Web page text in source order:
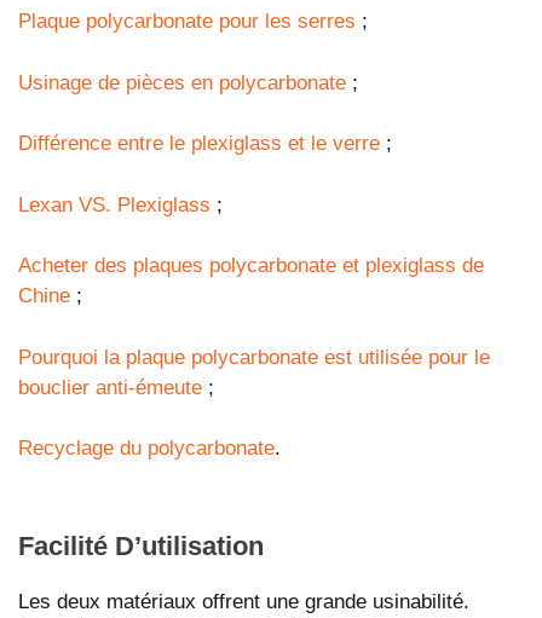
Plaque polycarbonate pour les serres ;
Usinage de pièces en polycarbonate ;
Différence entre le plexiglass et le verre ;
Lexan VS. Plexiglass ;
Acheter des plaques polycarbonate et plexiglass de
Chine ;
Pourquoi la plaque polycarbonate est utilisée pour le
bouclier anti-émeute ;
Recyclage du polycarbonate.
Facilité D’utilisation
Les deux matériaux offrent une grande usinabilité.